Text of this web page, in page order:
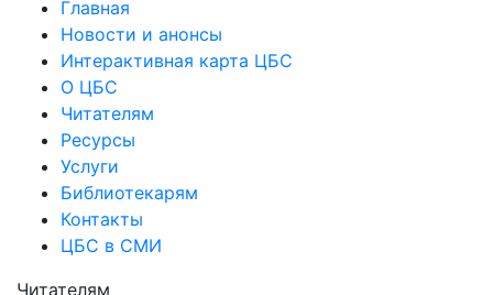
Главная
Новости и анонсы
Интерактивная карта ЦБС
О ЦБС
Читателям
Ресурсы
Услуги
Библиотекарям
Контакты
ЦБС в СМИ
Читателям